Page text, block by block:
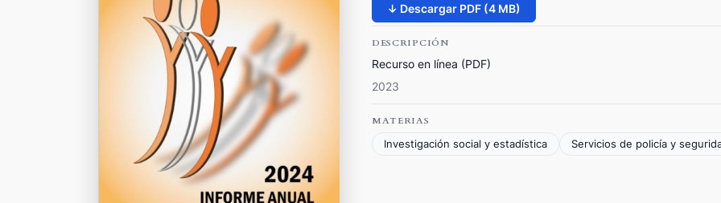
↓ Descargar PDF (4 MB)
DESCRIPCIÓN
Recurso en línea (PDF)
2023
MATERIAS
Investigación social y estadística
Servicios de policía y